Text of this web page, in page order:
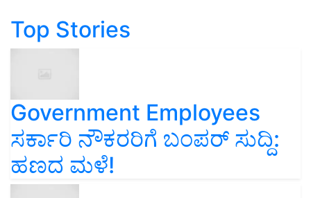
Top Stories
Government Employees
ಸರ್ಕಾರಿ ನೌಕರರಿಗೆ ಬಂಪರ್‌ ಸುದ್ದಿ:
ಹಣದ ಮಳೆ!